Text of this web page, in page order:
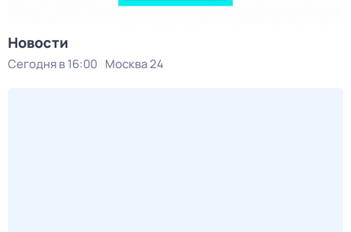
Новости
Сегодня в 16:00 Москва 24